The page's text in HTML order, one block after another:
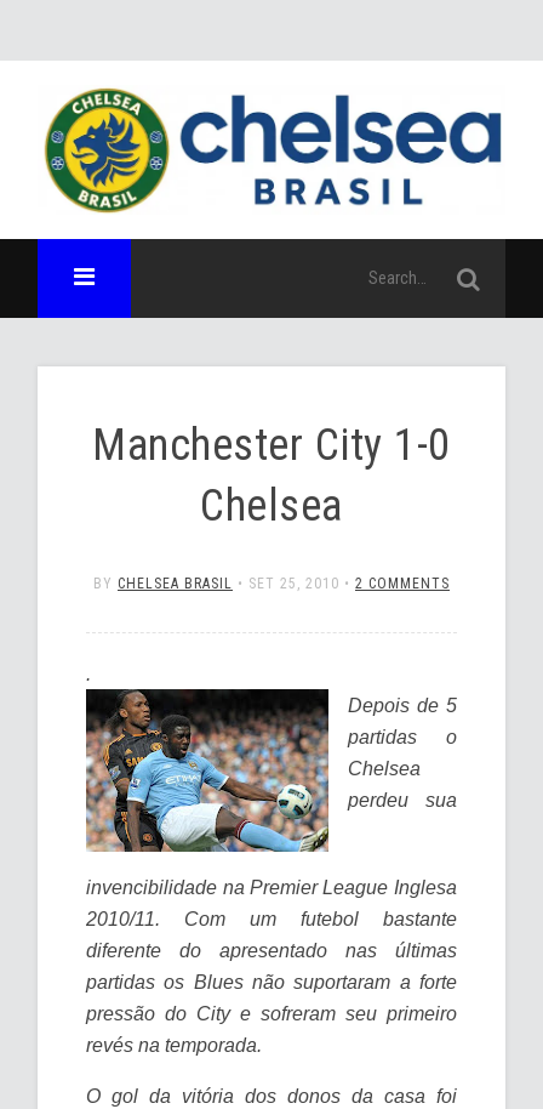
Manchester City 1-0
Chelsea
BY CHELSEA BRASIL • SET 25, 2010 • 2 COMMENTS
.
Depois de 5
partidas o
Chelsea
perdeu sua
invencibilidade na Premier League Inglesa
2010/11. Com um futebol bastante
diferente do apresentado nas últimas
partidas os Blues não suportaram a forte
pressão do City e sofreram seu primeiro
revés na temporada.
O gol da vitória dos donos da casa foi